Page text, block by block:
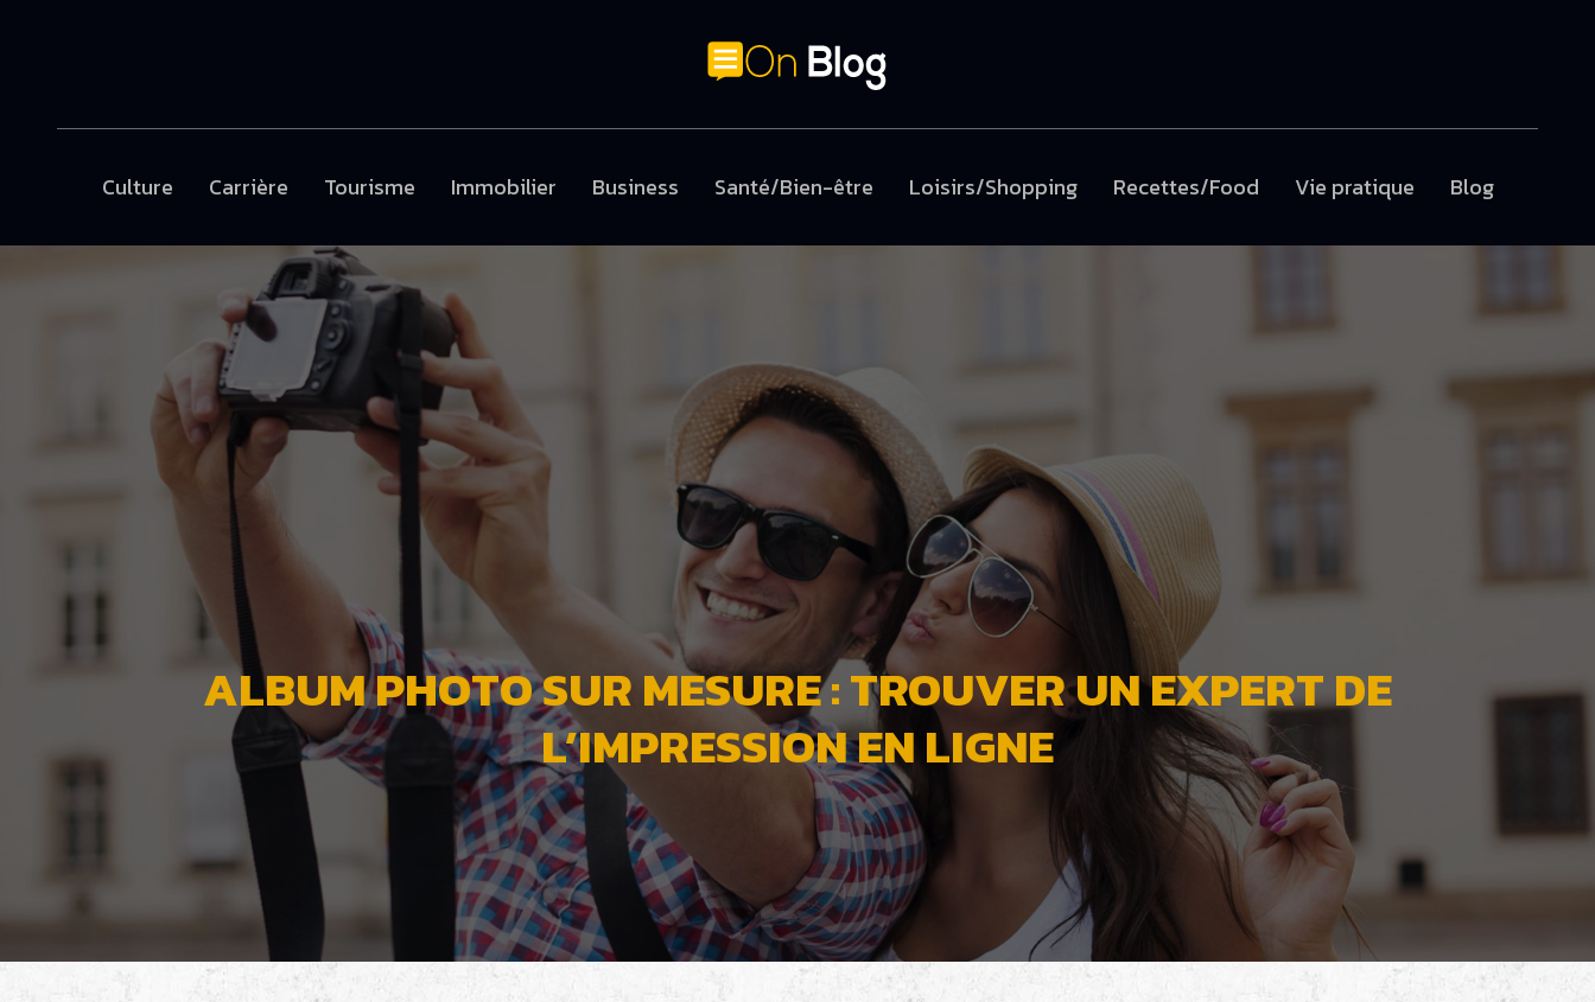
Culture Carrière Tourisme Immobilier Business Santé/Bien-être Loisirs/Shopping Recettes/Food Vie pratique Blog
ALBUM PHOTO SUR MESURE : TROUVER UN EXPERT DE
L’IMPRESSION EN LIGNE